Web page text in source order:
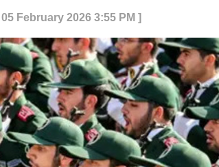
February 2026 3:55 PM ]